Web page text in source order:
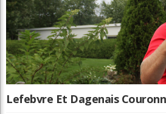
Lefebvre Et Dagenais